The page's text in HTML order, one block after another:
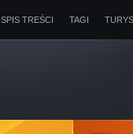
SPIS TREŚCI TAGI